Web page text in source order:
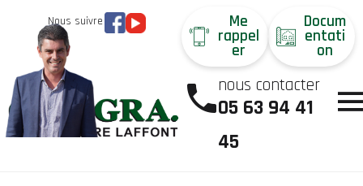
Nous suivre Me
rappel
er
Docum
entati
on
nous contacter
05 63 94 41
45